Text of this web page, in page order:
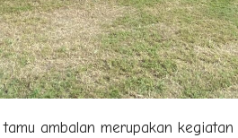
ambalan merupakan